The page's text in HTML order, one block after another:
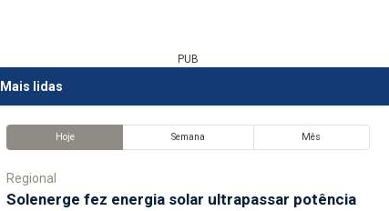
PUB
Mais lidas
Hoje Semana Mês
Regional
Solenerge fez energia solar ultrapassar potência